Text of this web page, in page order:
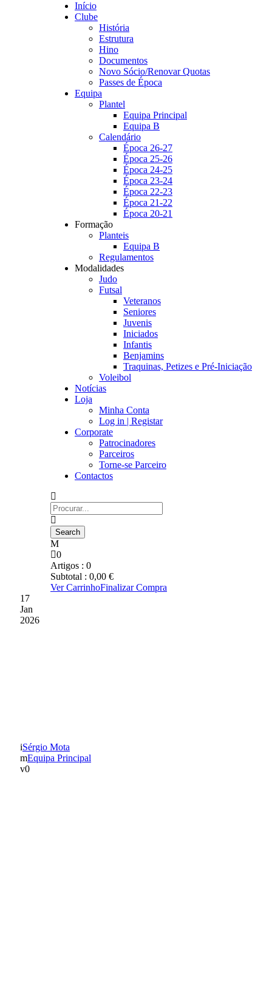
Início
Clube
História
Estrutura
Hino
Documentos
Novo Sócio/Renovar Quotas
Passes de Época
Equipa
Plantel
Equipa Principal
Equipa B
Calendário
Época 26-27
Época 25-26
Época 24-25
Época 23-24
Época 22-23
Época 21-22
Época 20-21
Formação
Planteis
Equipa B
Regulamentos
Modalidades
Judo
Futsal
Veteranos
Seniores
Juvenis
Iniciados
Infantis
Benjamins
Traquinas, Petizes e Pré-Iniciação
Voleibol
Notícias
Loja
Minha Conta
Log in | Registar
Corporate
Patrocinadores
Parceiros
Torne-se Parceiro
Contactos
0
Artigos : 0
Subtotal : 0,00 €
Ver CarrinhoFinalizar Compra
17
Jan
2026
Sérgio Mota
Equipa Principal
0